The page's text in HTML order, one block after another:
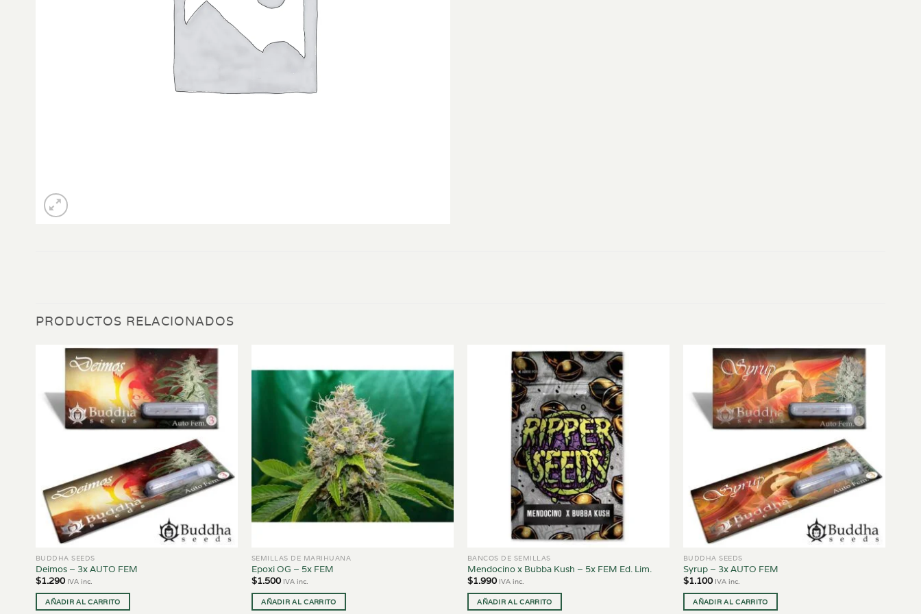
PRODUCTOS RELACIONADOS
BUDDHA SEEDS
Deimos – 3x AUTO FEM
$1.290 IVA inc.
AÑADIR AL CARRITO
SEMILLAS DE MARIHUANA
Epoxi OG – 5x FEM
$1.500 IVA inc.
AÑADIR AL CARRITO
BANCOS DE SEMILLAS
Mendocino x Bubba Kush – 5x FEM Ed. Lim.
$1.990 IVA inc.
AÑADIR AL CARRITO
BUDDHA SEEDS
Syrup – 3x AUTO FEM
$1.100 IVA inc.
AÑADIR AL CARRITO